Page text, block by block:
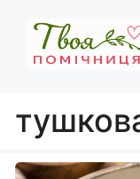
вмісту